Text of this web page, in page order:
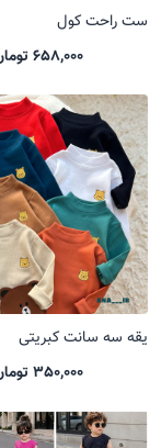
ست راحت کول
658,000 تومان
یقه سه سانت کبریتی
350,000 تومان